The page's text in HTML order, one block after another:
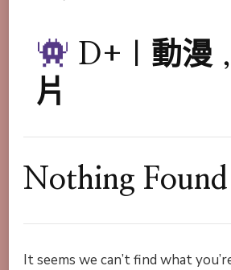
D+｜動漫
片
Nothing Found
It seems we can’t find what